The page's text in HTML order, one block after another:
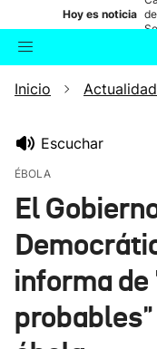
Hoy es noticia
Buscador
Inicio Actualidad
Escuchar
ÉBOLA
El
informa